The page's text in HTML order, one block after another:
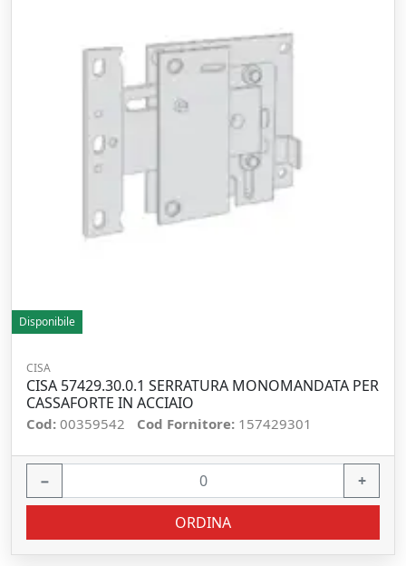
Disponibile
CISA
CISA 57429.30.0.1 SERRATURA MONOMANDATA PER
CASSAFORTE IN ACCIAIO
Cod: 00359542 Cod Fornitore: 157429301
− +
ORDINA